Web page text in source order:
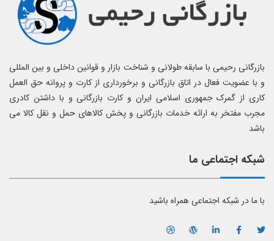
بازرگانی رحیمی با سابقه طولانی و شناخت بازار و قوانین داخلی و بین المللی
و با عضویت فعال در اتاق بازرگانی و برخورداری از کارت و پروانه حق العمل
کاری از گمرک جمهوری اسلامی ایران و کارت بازرگانی و با داشتن کادری
مجرب مفتخر به ارائه خدمات بازرگانی و پخش کالاهای حمل و نقل کالا می
باشد
شبکه اجتماعی ما
با ما در شبکه اجتماعی همراه باشید